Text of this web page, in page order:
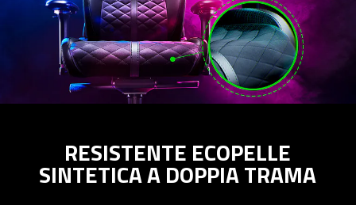
RESISTENTE ECOPELLE
SINTETICA A DOPPIA TRAMA